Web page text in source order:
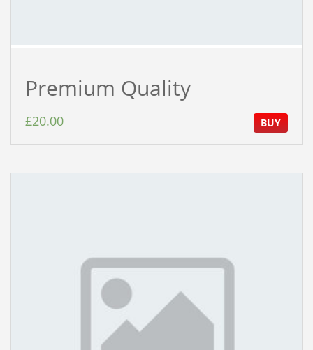
Premium Quality
£20.00 BUY